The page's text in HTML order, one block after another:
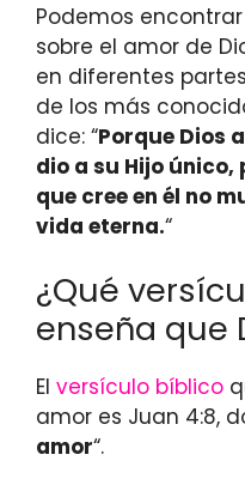
Podemos
sobre el amor de
en diferentes
de los más
dice: “Porque Dios
dio a su Hijo
que cree en él no
vida eterna.“
¿Qué
enseña que
El versículo bíblico
amor es Juan 4:8,
amor“.